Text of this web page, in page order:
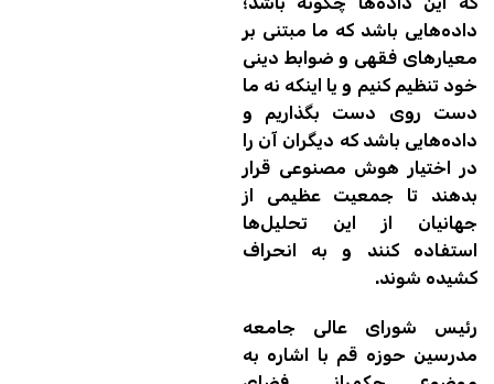
داده‌هایی باشد که ما مبتنی بر
معیارهای فقهی و ضوابط دینی
خود تنظیم کنیم و یا اینکه نه ما
دست روی دست بگذاریم و
داده‌هایی باشد که دیگران آن را
در اختیار هوش مصنوعی قرار
بدهند تا جمعیت عظیمی از
جهانیان از این تحلیل‌ها
استفاده کنند و به انحراف
کشیده شوند.
رئیس شورای عالی جامعه
مدرسین حوزه قم با اشاره به